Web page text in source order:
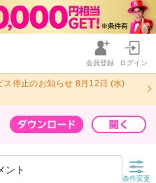
会員登録 ログイン
ス停止のお知らせ 8月12日 (水)
ント
条件変更